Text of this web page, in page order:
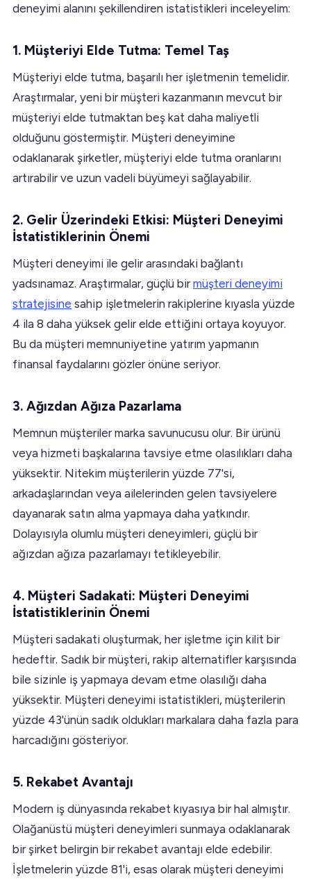
deneyimi alanını şekillendiren istatistikleri inceleyelim:
1. Müşteriyi Elde Tutma: Temel Taş
Müşteriyi elde tutma, başarılı her işletmenin temelidir.
Araştırmalar, yeni bir müşteri kazanmanın mevcut bir
müşteriyi elde tutmaktan beş kat daha maliyetli
olduğunu göstermiştir. Müşteri deneyimine
odaklanarak şirketler, müşteriyi elde tutma oranlarını
artırabilir ve uzun vadeli büyümeyi sağlayabilir.
2. Gelir Üzerindeki Etkisi: Müşteri Deneyimi
İstatistiklerinin Önemi
Müşteri deneyimi ile gelir arasındaki bağlantı
yadsınamaz. Araştırmalar, güçlü bir müşteri deneyimi
stratejisine sahip işletmelerin rakiplerine kıyasla yüzde
4 ila 8 daha yüksek gelir elde ettiğini ortaya koyuyor.
Bu da müşteri memnuniyetine yatırım yapmanın
finansal faydalarını gözler önüne seriyor.
3. Ağızdan Ağıza Pazarlama
Memnun müşteriler marka savunucusu olur. Bir ürünü
veya hizmeti başkalarına tavsiye etme olasılıkları daha
yüksektir. Nitekim müşterilerin yüzde 77'si,
arkadaşlarından veya ailelerinden gelen tavsiyelere
dayanarak satın alma yapmaya daha yatkındır.
Dolayısıyla olumlu müşteri deneyimleri, güçlü bir
ağızdan ağıza pazarlamayı tetikleyebilir.
4. Müşteri Sadakati: Müşteri Deneyimi
İstatistiklerinin Önemi
Müşteri sadakati oluşturmak, her işletme için kilit bir
hedeftir. Sadık bir müşteri, rakip alternatifler karşısında
bile sizinle iş yapmaya devam etme olasılığı daha
yüksektir. Müşteri deneyimi istatistikleri, müşterilerin
yüzde 43'ünün sadık oldukları markalara daha fazla para
harcadığını gösteriyor.
5. Rekabet Avantajı
Modern iş dünyasında rekabet kıyasıya bir hal almıştır.
Olağanüstü müşteri deneyimleri sunmaya odaklanarak
bir şirket belirgin bir rekabet avantajı elde edebilir.
İşletmelerin yüzde 81'i, esas olarak müşteri deneyimi